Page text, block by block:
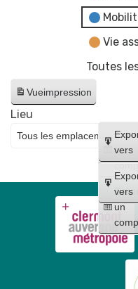
Vie
Toutes
Vueimpression
un
Créer
un
vers
vers
Lieu